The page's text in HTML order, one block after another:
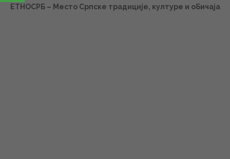
ЕТНОСРБ – Место Српске традиције, културе и обичаја